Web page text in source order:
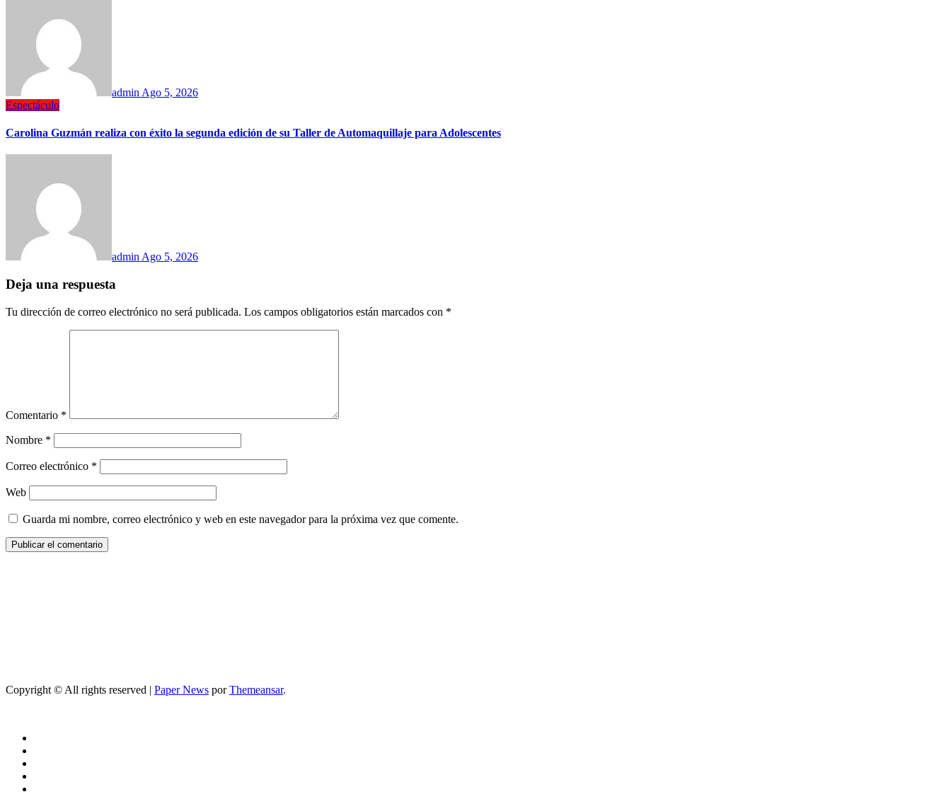
admin Ago 5, 2026
Espectáculo
Carolina Guzmán realiza con éxito la segunda edición de su Taller de Automaquillaje para Adolescentes
admin Ago 5, 2026
Deja una respuesta
Tu dirección de correo electrónico no será publicada. Los campos obligatorios están marcados con *
Comentario *
Nombre *
Correo electrónico *
Web
Guarda mi nombre, correo electrónico y web en este navegador para la próxima vez que comente.
Copyright © All rights reserved | Paper News porThemeansar.